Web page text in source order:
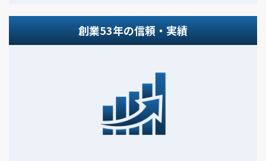
創業53年の信頼・実績